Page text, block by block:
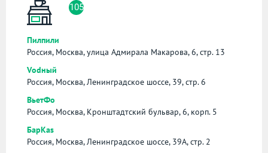
105
Пилпили
Россия, Москва, улица Адмирала Макарова, 6, стр. 13
Vоdный
Россия, Москва, Ленинградское шоссе, 39, стр. 6
ВьетФо
Россия, Москва, Кронштадтский бульвар, 6, корп. 5
БарKas
Россия, Москва, Ленинградское шоссе, 39А, стр. 2